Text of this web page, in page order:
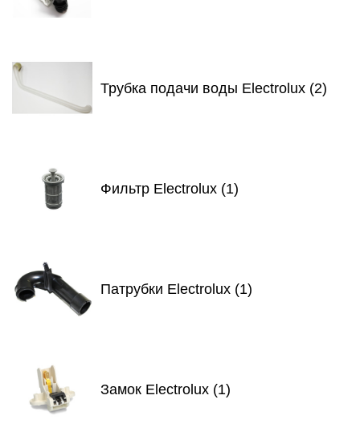
Трубка подачи воды Electrolux (2)
Фильтр Electrolux (1)
Патрубки Electrolux (1)
Замок Electrolux (1)